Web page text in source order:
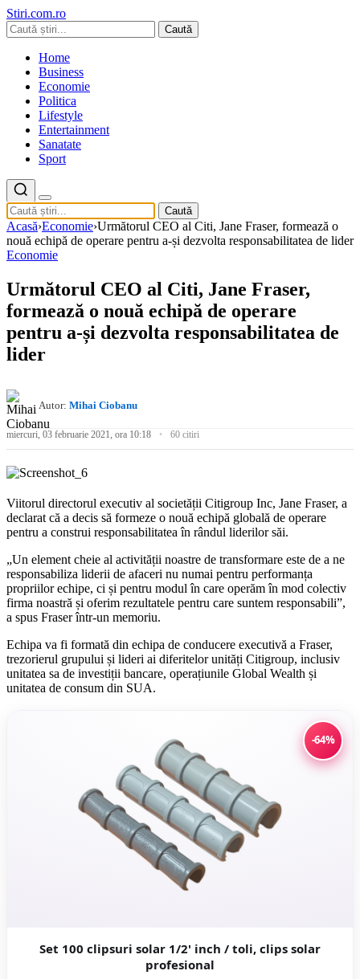
Stiri.com.ro
Caută
Home
Business
Economie
Politica
Lifestyle
Entertainment
Sanatate
Sport
Caută
Acasă›Economie›Următorul CEO al Citi, Jane Fraser, formează o
nouă echipă de operare pentru a-și dezvolta responsabilitatea de lider
Economie
Următorul CEO al Citi, Jane Fraser,
formează o nouă echipă de operare
pentru a-și dezvolta responsabilitatea de
lider
Autor: Mihai Ciobanu
miercuri, 03 februarie 2021, ora 10:18 60 citiri
Viitorul directorul executiv al societății Citigroup Inc, Jane Fraser, a
declarat că a decis să formeze o nouă echipă globală de operare
pentru a construi responsabilitatea în rândul liderilor săi.
„Un element cheie al activității noastre de transformare este de a ne
responsabiliza liderii de afaceri nu numai pentru performanța
propriilor echipe, ci și pentru modul în care operăm în mod colectiv
firma noastră și oferim rezultatele pentru care suntem responsabili”,
a spus Fraser într-un memoriu.
Echipa va fi formată din echipa de conducere executivă a Fraser,
trezorierul grupului și lideri ai diferitelor unități Citigroup, inclusiv
unitatea sa de investiții bancare, operațiunile Global Wealth și
unitatea de consum din SUA.
-64%
Set 100 clipsuri solar 1/2' inch / toli, clips solar
profesional